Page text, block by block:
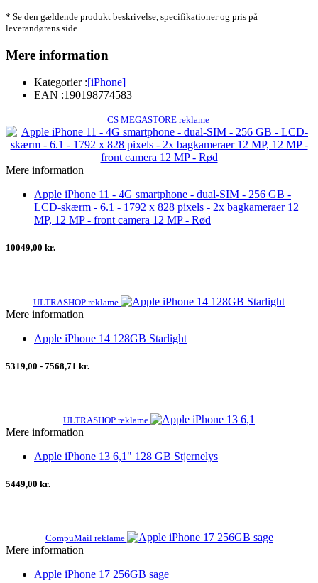
* Se den gældende produkt beskrivelse, specifikationer og pris på
leverandørens side.
Mere information
Kategorier :[iPhone]
EAN :190198774583
CS MEGASTORE reklame
Mere information
Apple iPhone 11 - 4G smartphone - dual-SIM - 256 GB -
LCD-skærm - 6.1 - 1792 x 828 pixels - 2x bagkameraer 12
MP, 12 MP - front camera 12 MP - Rød
10049,00 kr.
ULTRASHOP reklame
Mere information
Apple iPhone 14 128GB Starlight
5319,00 - 7568,71 kr.
ULTRASHOP reklame
Mere information
Apple iPhone 13 6,1" 128 GB Stjernelys
5449,00 kr.
CompuMail reklame
Mere information
Apple iPhone 17 256GB sage